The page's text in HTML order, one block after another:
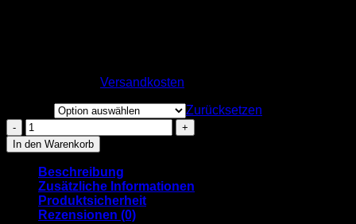
Versandkosten
Zurücksetzen
Eat.Sleep.Helau.Repeat.
Kids-
T-
Shirt
V2
schwarz
In den Warenkorb
Beschreibung
Zusätzliche Informationen
Produktsicherheit
Rezensionen (0)